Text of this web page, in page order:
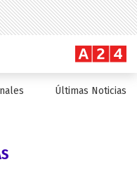
Últimas Noticias